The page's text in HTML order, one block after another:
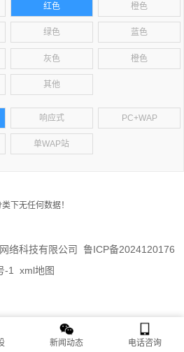
红色 橙色
绿色 蓝色
灰色 橙色
其他
响应式 PC+WAP
单WAP站
下无任何数据！
络科技有限公司 鲁ICP备2024120176
-1
xml地图
新闻动态 电话咨询